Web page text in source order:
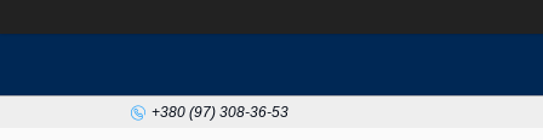
+380 (97) 308-36-53